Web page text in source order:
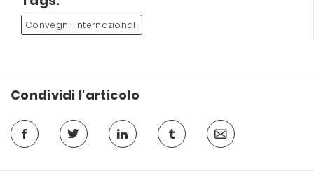
Convegni-Internazionali
Condividi l'articolo